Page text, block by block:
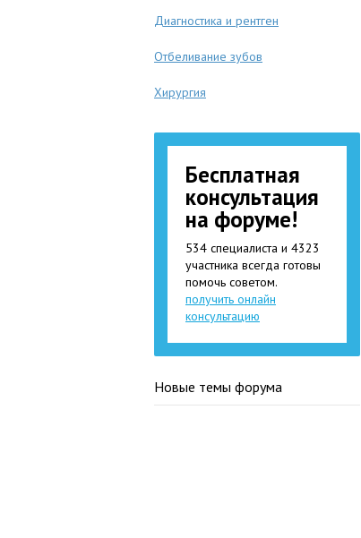
Диагностика и рентген
Отбеливание зубов
Хирургия
Бесплатная
консультация
на форуме!
534 специалиста и 4323
участника всегда готовы
помочь советом.
получить онлайн
консультацию
Новые темы форума